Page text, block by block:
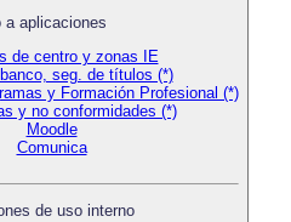
a aplicaciones
de centro y zonas IE
seg. de títulos (*)
y Formación Profesional (*)
y no conformidades (*)
Moodle
Comunica
de uso interno